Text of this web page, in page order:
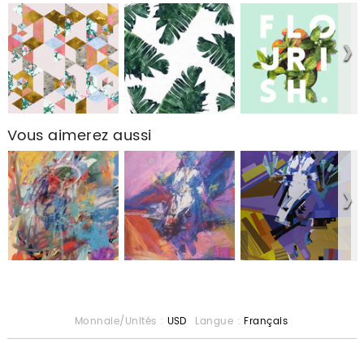
Vous aimerez aussi
Monnaie/Unités : USD Langue : Français